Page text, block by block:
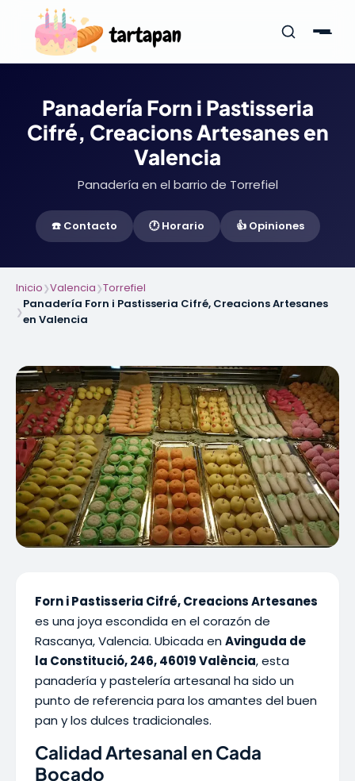
Panadería Forn i Pastisseria
Cifré, Creacions Artesanes en
Valencia
Panadería en el barrio de Torrefiel
☎️ Contacto 🕐 Horario 👍 Opiniones
Inicio❯Valencia❯Torrefiel
❯
Panadería Forn i Pastisseria Cifré, Creacions Artesanes
en Valencia
Forn i Pastisseria Cifré, Creacions Artesanes
es una joya escondida en el corazón de
Rascanya, Valencia. Ubicada en Avinguda de
la Constitució, 246, 46019 València, esta
panadería y pastelería artesanal ha sido un
punto de referencia para los amantes del buen
pan y los dulces tradicionales.
Calidad Artesanal en Cada
Bocado